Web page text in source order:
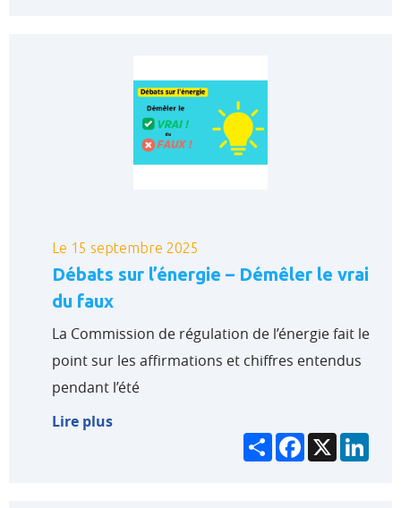
Le 15 septembre 2025
Débats sur l’énergie – Démêler le vrai
du faux
La Commission de régulation de l’énergie fait le
point sur les affirmations et chiffres entendus
pendant l’été
Lire plus
PartagerFacebook
X